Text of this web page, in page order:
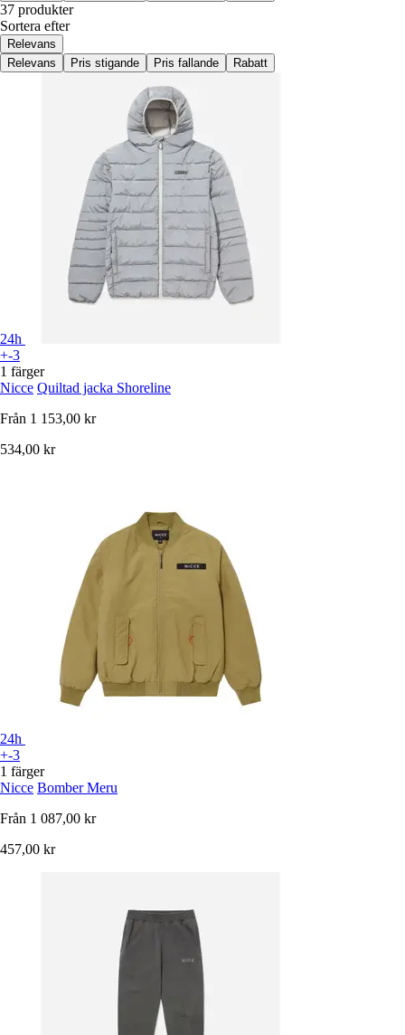
37 produkter
Sortera efter
Relevans
Relevans
Pris stigande Pris fallande Rabatt
24h
+-3
1 färger
Nicce Quiltad jacka Shoreline
Från 1 153,00 kr
534,00 kr
24h
+-3
1 färger
Nicce Bomber Meru
Från 1 087,00 kr
457,00 kr